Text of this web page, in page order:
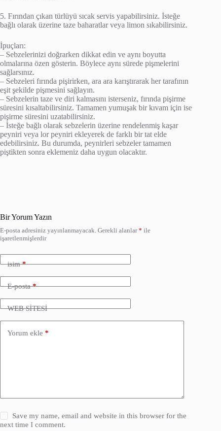
5. Fırından çıkan türlüyü sıcak servis yapabilirsiniz. İsteğe
bağlı olarak üzerine taze baharatlar veya limon sıkabilirsiniz.
İpuçları:
– Sebzelerinizi doğrarken dikkat edin ve aynı boyutta
olmalarına özen gösterin. Böylece aynı sürede pişmelerini
sağlarsınız.
– Sebzeleri fırında pişirirken, ara ara karıştırarak her tarafının
eşit şekilde pişmesini sağlayın.
– Sebzelerin taze ve diri kalmasını isterseniz, fırında pişirme
süresini kısaltabilirsiniz. Tamamen yumuşak bir kıvam için ise
pişirme süresini uzatabilirsiniz.
– İsteğe bağlı olarak sebzelerin üzerine rendelenmiş kaşar
peyniri veya lor peyniri ekleyerek de farklı bir tat elde
edebilirsiniz. Bu durumda, peynirleri sebzeler tamamen
piştikten sonra eklemeniz daha uygun olacaktır.
Bir Yorum Yazın
E-posta adresiniz yayınlanmayacak. Gerekli alanlar* ile
işaretlenmişlerdir
isim*
E-posta*
WEB SİTESİ
Yorum ekle *
Save my name, email and website in this browser for the
next time I comment.